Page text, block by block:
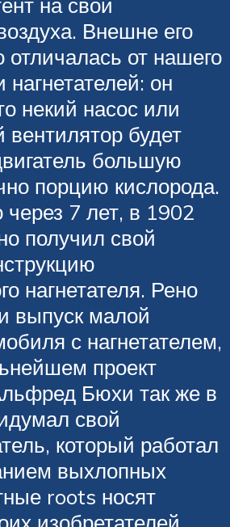
Внешне его
отличалась от нашего
он
некий насос или
будет
большую
порцию кислорода.
через 7 лет, в 1902
получил свой
нагнетателя. Рено
выпуск малой
с нагнетателем,
проект
Бюхи так же в
свой
который работал
выхлопных
roots носят